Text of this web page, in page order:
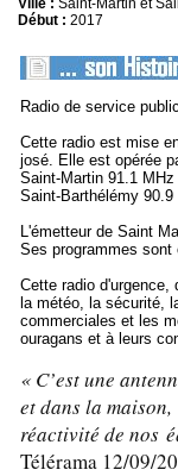
Ville : Saint-Martin et
Début : 2017
Radio de service
Cette radio est mise
josé. Elle est opérée
Saint-Martin 91.1 MHz
Saint-Barthélémy 90.9
L'émetteur de Saint
Ses programmes sont
Cette radio
la météo, la sécurité,
commerciales et les
ouragans et à leurs
« C’est une
et dans la maison,
réactivité de nos
Télérama 12/09/